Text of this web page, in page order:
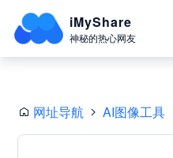
iMyShare
神秘的热心网友
网址导航 AI图像工具